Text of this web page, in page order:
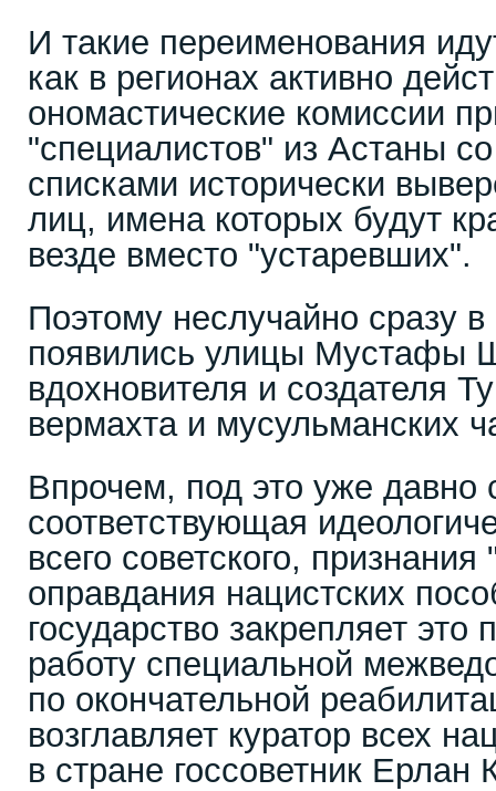
И такие переименования
как в регионах активно
ономастические комиссии
"специалистов" из Астаны
списками исторически
лиц, имена которых будут
везде вместо "устаревших".
Поэтому неслучайно сразу
появились улицы Мустафы
вдохновителя и создателя
вермахта и мусульманских
Впрочем, под это уже давно
соответствующая
всего советского,
оправдания нацистских
государство закрепляет это
работу специальной
по окончательной
возглавляет куратор всех
в стране госсоветник Ерлан